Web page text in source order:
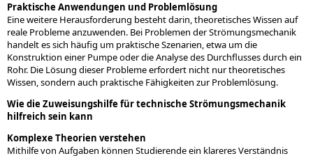
Praktische Anwendungen und Problemlösung
Eine weitere Herausforderung besteht darin, theoretisches Wissen auf
reale Probleme anzuwenden. Bei Problemen der Strömungsmechanik
handelt es sich häufig um praktische Szenarien, etwa um die
Konstruktion einer Pumpe oder die Analyse des Durchflusses durch ein
Rohr. Die Lösung dieser Probleme erfordert nicht nur theoretisches
Wissen, sondern auch praktische Fähigkeiten zur Problemlösung.
Wie die Zuweisungshilfe für technische Strömungsmechanik
hilfreich sein kann
Komplexe Theorien verstehen
Mithilfe von Aufgaben können Studierende ein klareres Verständnis